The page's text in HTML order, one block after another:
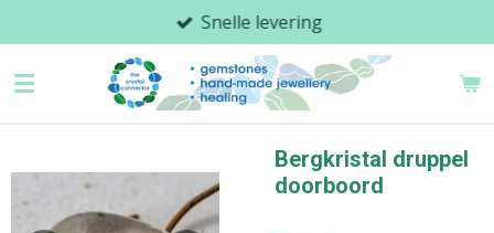
direct
naar
Snelle levering
Bergkristal druppel
doorboord